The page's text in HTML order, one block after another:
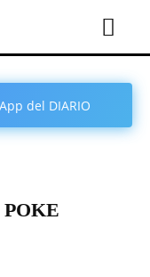
del DIARIO
POKE